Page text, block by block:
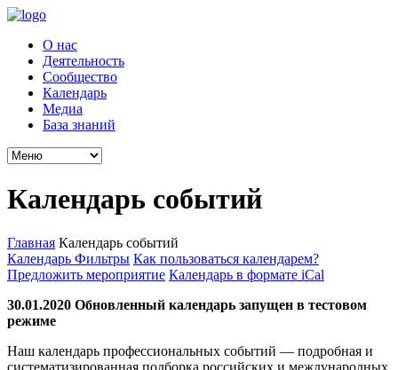
О нас
Деятельность
Сообщество
Календарь
Медиа
База знаний
Календарь событий
Главная Календарь событий
Календарь Фильтры Как пользоваться календарем?
Предложить мероприятие Календарь в формате iCal
30.01.2020 Обновленный календарь запущен в тестовом
режиме
Наш календарь профессиональных событий — подробная и
систематизированная подборка российских и международных